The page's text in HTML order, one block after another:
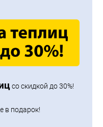
со скидкой до 30%!
в подарок!